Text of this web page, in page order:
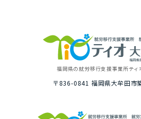
福岡県の就労移⾏⽀援事業所テ
〒836-0841 福岡県⼤牟⽥市